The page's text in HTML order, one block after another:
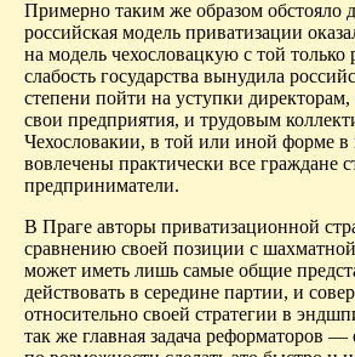
Примерно таким же образом обстояло
российская модель приватизации
на модель чехословацкую с той только
слабость государства вынудила
степени пойти на уступки
свои предприятия, и трудовым
Чехословакии, в той или иной форме
вовлечены практически все граждане
предприниматели.
В Праге авторы приватизационной
сравнению своей позиции с
может иметь лишь самые общие
действовать в середине партии, и
относительно своей стратегии в
так же главная задача реформаторов